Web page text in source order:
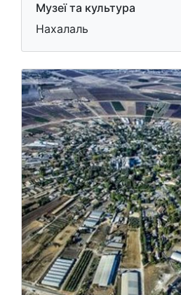
Музеї та культура
Нахалаль